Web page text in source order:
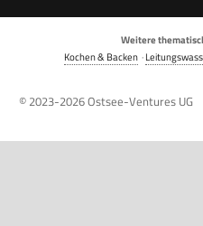
Weitere
Kochen & Backen·
© 2023-2026Ostsee-Ventures UG